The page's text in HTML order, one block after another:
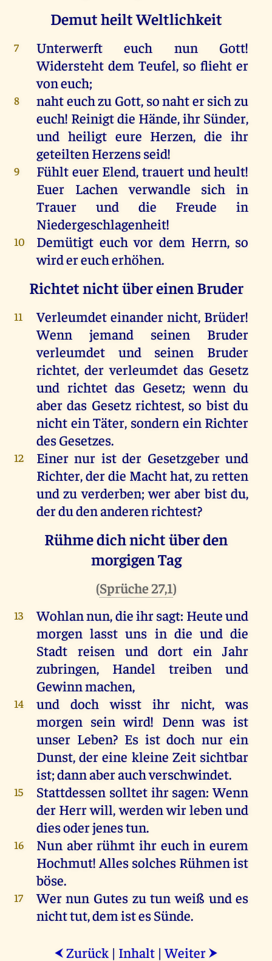
Demut heilt Weltlichkeit
7 Unterwerfteuch nun Gott!
Widersteht dem Teufel, so flieht er
voneuch;
8 nahteuchzu Gott, sonahtersichzu
euch! Reinigtdie Hände,ihr Sünder,
und heiligt eure Herzen,die ihr
geteiltenHerzensseid!
9 Fühlt euer Elend, trauert undheult!
Euer
Lachenverwandle sich
in
Trauer und die Freude
in
Niedergeschlagenheit!
10 Demütigt euch vor dem Herrn, so
wirdereucherhöhen.
Richtet nicht über einen Bruder
11 Verleumdet einander nicht, Brüder!
Wenn
jemand seinen
Bruder
verleumdet und seinen
Bruder
richtet, derverleumdetdas Gesetz
und richtet das Gesetz;wenn du
aber das Gesetz richtest, so bist du
nicht einTäter, sondern ein Richter
desGesetzes.
12 Einer nur ist der Gesetzgeber und
Richter,derdie Machthat,zuretten
und zu verderben;wer aber bist du,
derdudenanderenrichtest?
Rühme dich nicht über den
morgigen Tag
(Sprüche 27,1)
13 Wohlannun,dieihrsagt: Heuteund
morgenlasstuns in die und die
Stadt reisen und dort ein Jahr
zubringen, Handel treiben
und
Gewinnmachen,
14 und dochwisstihr nicht,was
morgen sein wird! Denn was ist
unser Leben? Es ist doch nur ein
Dunst,der eine kleine Zeit sichtbar
ist;dannaberauchverschwindet.
15 Stattdessen solltet ihr sagen:Wenn
der Herrwill,werdenwirlebenund
diesoderjenestun.
16 Nun aber rühmt ihr euch in eurem
Hochmut! Alles solches Rühmenist
böse.
17 Wer nun Gutes zu tun weiß und es
nichttut,demistesSünde.
⮜ Zurück | Inhalt |Weiter ⮞